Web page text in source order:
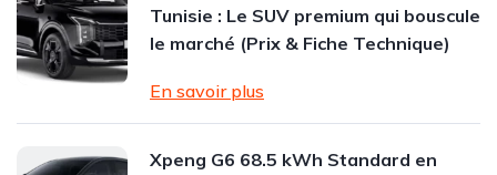
Tunisie : Le SUV premium qui bouscule
le marché (Prix & Fiche Technique)
En savoir plus
Xpeng G6 68.5 kWh Standard en